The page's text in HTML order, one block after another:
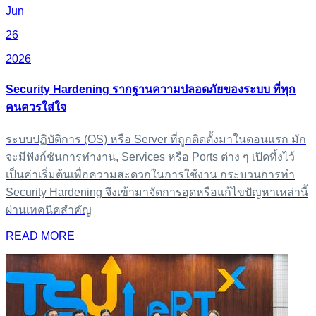
Jun
26
2026
Security Hardening รากฐานความปลอดภัยของระบบ ที่ทุก
คนควรใส่ใจ
ระบบปฏิบัติการ (OS) หรือ Server ที่ถูกติดตั้งมาในตอนแรก มัก
จะมีฟังก์ชันการทำงาน, Services หรือ Ports ต่าง ๆ เปิดทิ้งไว้
เป็นค่าเริ่มต้นเพื่อความสะดวกในการใช้งาน กระบวนการทำ
Security Hardening จึงเข้ามาจัดการอุดหรือแก้ไขปัญหาเหล่านี้
ผ่านเทคนิคสำคัญ
READ MORE